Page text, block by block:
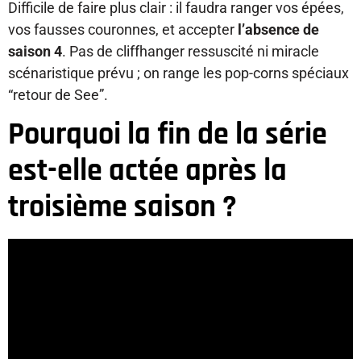
Difficile de faire plus clair : il faudra ranger vos épées,
vos fausses couronnes, et accepter l’absence de
saison 4. Pas de cliffhanger ressuscité ni miracle
scénaristique prévu ; on range les pop-corns spéciaux
“retour de See”.
Pourquoi la fin de la série
est-elle actée après la
troisième saison ?